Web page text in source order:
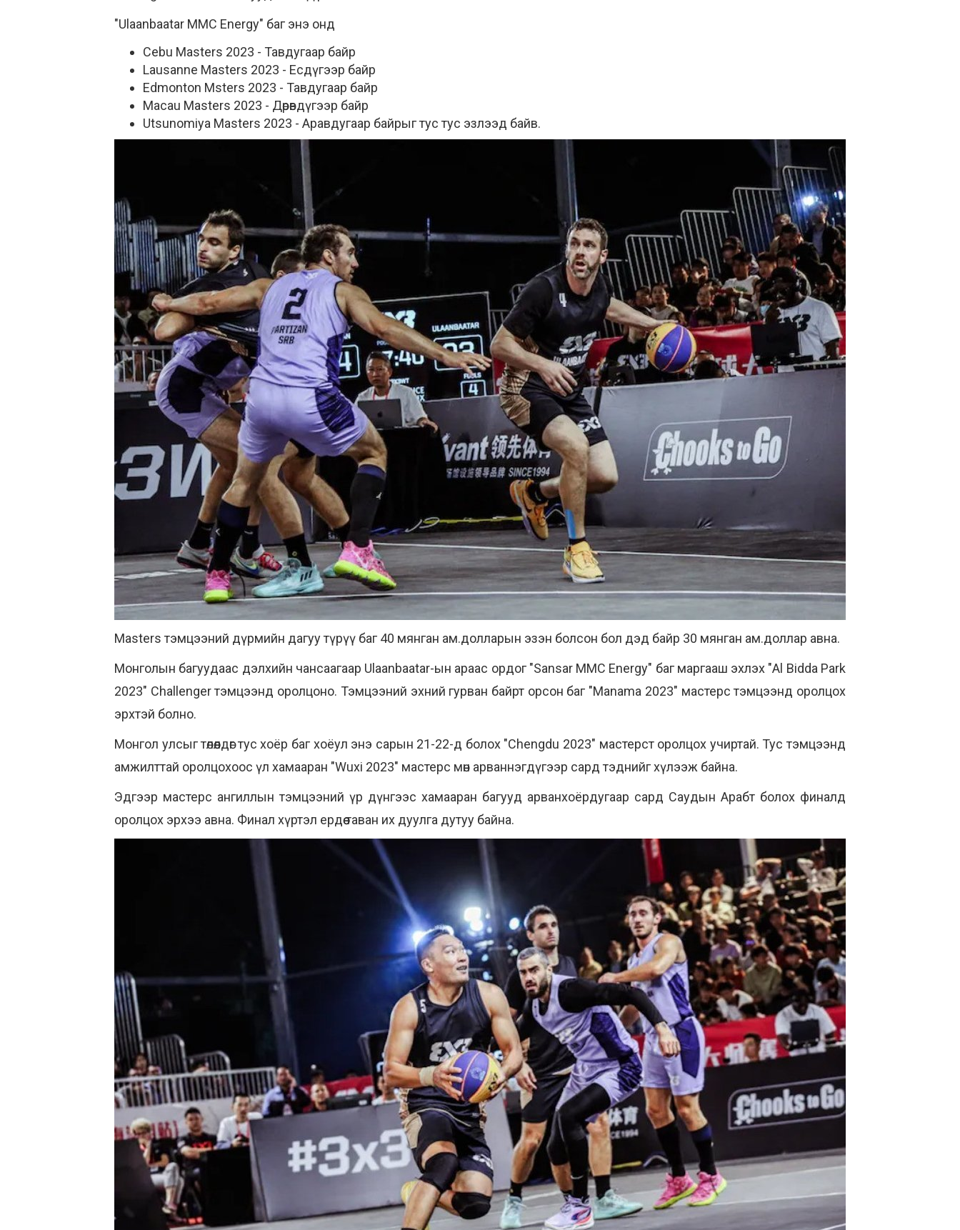
"Ulaanbaatar MMC Energy" баг энэ онд
Cebu Masters 2023 - Тавдугаар байр
Lausanne Masters 2023 - Есдүгээр байр
Edmonton Msters 2023 - Тавдугаар байр
Macau Masters 2023 - Дөрөвдүгээр байр
Utsunomiya Masters 2023 - Аравдугаар байрыг тус тус эзлээд байв.
Masters тэмцээний дүрмийн дагуу түрүү баг 40 мянган ам.долларын эзэн болсон бол дэд байр 30 мянган ам.доллар авна.
Монголын багуудаас дэлхийн чансаагаар Ulaanbaatar-ын араас ордог "Sansar MMC Energy" баг маргааш эхлэх "Al Bidda Park
2023" Challenger тэмцээнд оролцоно. Тэмцээний эхний гурван байрт орсон баг "Manama 2023" мастерс тэмцээнд оролцох
эрхтэй болно.
Монгол улсыг төлөөлдөг тус хоёр баг хоёул энэ сарын 21-22-д болох "Chengdu 2023" мастерст оролцох учиртай. Тус тэмцээнд
амжилттай оролцохоос үл хамааран "Wuxi 2023" мастерс мөн арваннэгдүгээр сард тэднийг хүлээж байна.
Эдгээр мастерс ангиллын тэмцээний үр дүнгээс хамааран багууд арванхоёрдугаар сард Саудын Арабт болох финалд
оролцох эрхээ авна. Финал хүртэл ердөө таван их дуулга дутуу байна.